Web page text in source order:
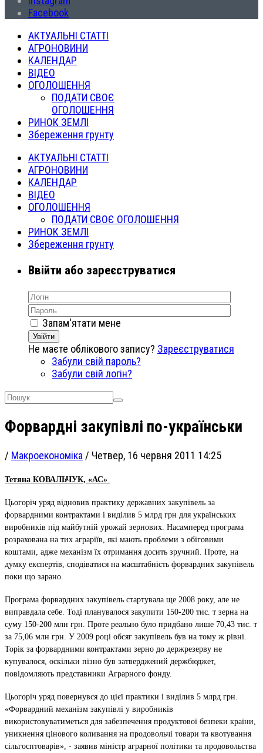
Facebook
АКТУАЛЬНІ СТАТТІ
АГРОНОВИНИ
КАЛЕНДАР
ВІДЕО
ОГОЛОШЕННЯ
ПОДАТИ СВОЄ
ОГОЛОШЕННЯ
РИНОК ЗЕМЛІ
Збереження грунту
АКТУАЛЬНІ СТАТТІ
АГРОНОВИНИ
КАЛЕНДАР
ВІДЕО
ОГОЛОШЕННЯ
ПОДАТИ СВОЄ ОГОЛОШЕННЯ
РИНОК ЗЕМЛІ
Збереження грунту
Ввійти або зареєструватися
Запам'ятати мене
Увійти
Не маєте облікового запису? Зареєструватися
Забули свій пароль?
Забули свій логін?
Форвардні закупівлі по-українськи
/ Макроекономіка / Четвер, 16 червня 2011 14:25
Тетяна КОВАЛЬЧУК, «АС»
Цьогоріч уряд відновив практику державних закупівель за
форвардними контрактами і виділив 5 млрд грн для українських
виробників під майбутній урожай зернових. Насамперед програма
розрахована на тих аграріїв, які мають проблеми з обіговими
коштами, адже механізм їх отримання досить зручний. Проте, на
думку експертів, сподіватися на масштабність форвардних закупівель
поки що зарано.
Програма форвардних закупівель стартувала ще 2008 року, але не
виправдала себе. Тоді планувалося закупити 150-200 тис. т зерна на
суму 150-200 млн грн. Проте реально було придбано лише 70,43 тис. т
за 75,06 млн грн. У 2009 році обсяг закупівель був на тому ж рівні.
Торік за форвардними контрактами зерно до держрезерву не
купувалося, оскільки пізно був затверджений держбюджет,
повідомляють представники Аграрного фонду.
Цьогоріч уряд повернувся до цієї практики і виділив 5 млрд грн.
«Форвардний механізм закупівлі у виробників
використовуватиметься для забезпечення продуктової безпеки країни,
уникнення цінового коливання на продовольчі товари та квотування
сільгосптоварів», - заявив міністр аграрної політики та продовольства